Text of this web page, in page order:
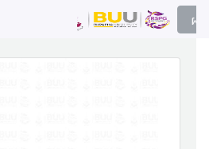
ผล
ไม้ |